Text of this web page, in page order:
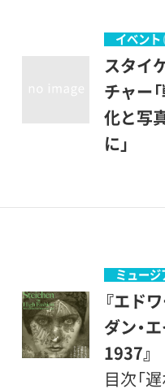
イベント
スタイ
チャー
化と写
に」
ミュージ
『エド
ダン・
1937』
目次「